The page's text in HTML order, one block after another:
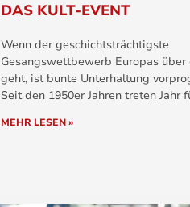
DAS KULT-EVENT
Wenn der geschichtsträchtigste
Gesangswettbewerb Europas über
geht, ist bunte Unterhaltung
Seit den 1950er Jahren treten Jahr
MEHR LESEN »